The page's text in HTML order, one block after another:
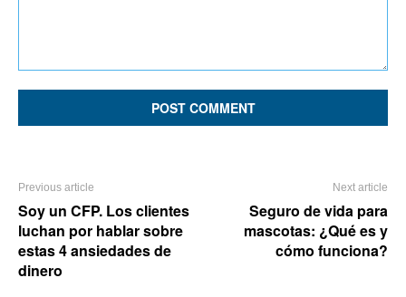
Previous article
Soy un CFP. Los clientes
luchan por hablar sobre
estas 4 ansiedades de
dinero
Next article
Seguro de vida para
mascotas: ¿Qué es y
cómo funciona?